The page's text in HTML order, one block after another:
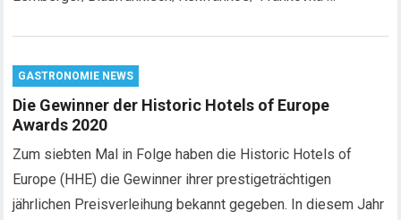
GASTRONOMIE NEWS
Die Gewinner der Historic Hotels of Europe
Awards 2020
Zum siebten Mal in Folge haben die Historic Hotels of
Europe (HHE) die Gewinner ihrer prestigeträchtigen
jährlichen Preisverleihung bekannt gegeben. In diesem Jahr